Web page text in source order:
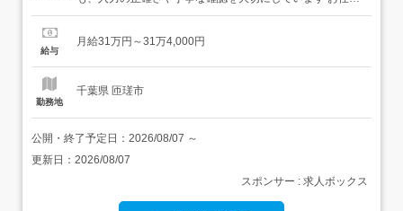
する業務 PC初期設定やアプリ設定の補助 社内システムの
の管理 ポイント PCは基本操作からでOK 研修・マニュア
給与
月給31万円～31万4,000円
勤務地
千葉県 匝瑳市
公開・終了予定日： 2026/08/07 ～
更新日： 2026/08/07
スポンサー : 求人ボックス